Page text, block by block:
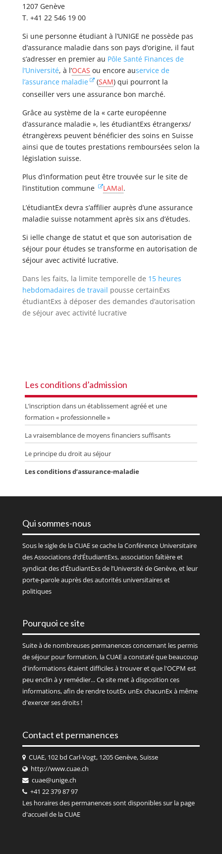
1207 Genève
T. +41 22 546 19 00
Si une personne étudiant à l’UNIGE ne possède pas
d’assurance maladie dans son pays d’origine, il faut
s’adresser en premier au Pôle Santé Finances de
l’Université, à l’OCAS ou encore auservice de
l’assurance maladie
(SAM) qui pourront la
conseiller vers une assurance bon marché.
Grâce au système de la « carte européenne
d’assurance maladie », les étudiantExs étrangerxs/
étrangèrexs peuvent bénéficier des soins en Suisse
ainsi que de toutes prestations remboursées selon la
législation suisse.
Plus d’information peut être trouvée sur le site de
l’institution commune
LAMal.
L’étudiantEx devra s’affilier auprès d’une assurance
maladie suisse notamment après six ans d’études.
Si ielle change de statut et que son autorisation de
séjour pour études se transforme en autorisation de
séjour avec activité lucrative.
Dans les faits, la limite temporelle de 15 heures
hebdomadaires de travail pousse certainExs
étudiantExs à déposer des demandes d’autorisation
de séjour avec activité lucrative
Les conditions d’admission
L’inscription dans un établissement agréé et une
formation « professionnelle »
La vraisemblance de moyens financiers suffisants
Le principe du droit au séjour
Les conditions d’assurance-maladie
Qui sommes-nous
Sous le sigle de laCUAEse cache la Conférence Universitaire
des Associations d’d’ÉtudiantExs, association faîtière et
syndicat des d’ÉtudiantExs de l’Université de Genève, et leur
porte-parole auprès des autorités universitaires et
politiques
Pourquoi ce site
Suite à de nombreuses permanences concernant les permis
de séjour pour formation, la CUAE a constaté que beaucoup
d'informations étaient difficiles à trouver et que l'OCPM est
peu enclin à y remédier... Ce site met à disposition ces
informations, afin de rendre toutEx unEx chacunEx à même
d'exercer ses droits !
Contact et permanences
CUAE, 102 bd Carl-Vogt, 1205 Genève, Suisse
http://www.cuae.ch
cuae@unige.ch
+41 22 379 87 97
Les horaires des permanences sont disponibles sur la page
d'accueil de laCUAE